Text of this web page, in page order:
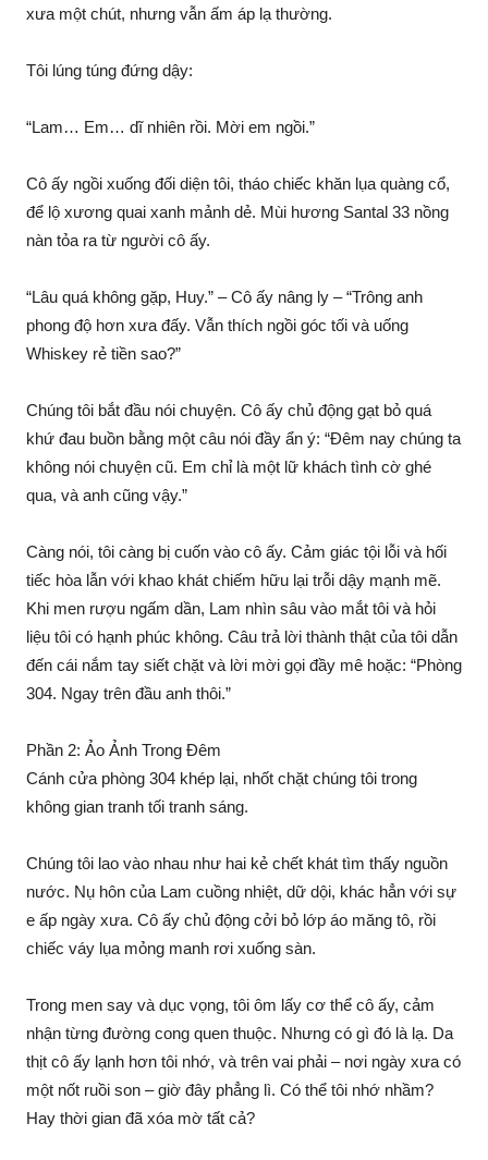
xưa một chút, nhưng vẫn ấm áp lạ thường.
Tôi lúng túng đứng dậy:
“Lam… Em… dĩ nhiên rồi. Mời em ngồi.”
Cô ấy ngồi xuống đối diện tôi, tháo chiếc khăn lụa quàng cổ,
để lộ xương quai xanh mảnh dẻ. Mùi hương Santal 33 nồng
nàn tỏa ra từ người cô ấy.
“Lâu quá không gặp, Huy.” – Cô ấy nâng ly – “Trông anh
phong độ hơn xưa đấy. Vẫn thích ngồi góc tối và uống
Whiskey rẻ tiền sao?”
Chúng tôi bắt đầu nói chuyện. Cô ấy chủ động gạt bỏ quá
khứ đau buồn bằng một câu nói đầy ẩn ý: “Đêm nay chúng ta
không nói chuyện cũ. Em chỉ là một lữ khách tình cờ ghé
qua, và anh cũng vậy.”
Càng nói, tôi càng bị cuốn vào cô ấy. Cảm giác tội lỗi và hối
tiếc hòa lẫn với khao khát chiếm hữu lại trỗi dậy mạnh mẽ.
Khi men rượu ngấm dần, Lam nhìn sâu vào mắt tôi và hỏi
liệu tôi có hạnh phúc không. Câu trả lời thành thật của tôi dẫn
đến cái nắm tay siết chặt và lời mời gọi đầy mê hoặc: “Phòng
304. Ngay trên đầu anh thôi.”
Phần 2: Ảo Ảnh Trong Đêm
Cánh cửa phòng 304 khép lại, nhốt chặt chúng tôi trong
không gian tranh tối tranh sáng.
Chúng tôi lao vào nhau như hai kẻ chết khát tìm thấy nguồn
nước. Nụ hôn của Lam cuồng nhiệt, dữ dội, khác hẳn với sự
e ấp ngày xưa. Cô ấy chủ động cởi bỏ lớp áo măng tô, rồi
chiếc váy lụa mỏng manh rơi xuống sàn.
Trong men say và dục vọng, tôi ôm lấy cơ thể cô ấy, cảm
nhận từng đường cong quen thuộc. Nhưng có gì đó là lạ. Da
thịt cô ấy lạnh hơn tôi nhớ, và trên vai phải – nơi ngày xưa có
một nốt ruồi son – giờ đây phẳng lì. Có thể tôi nhớ nhầm?
Hay thời gian đã xóa mờ tất cả?